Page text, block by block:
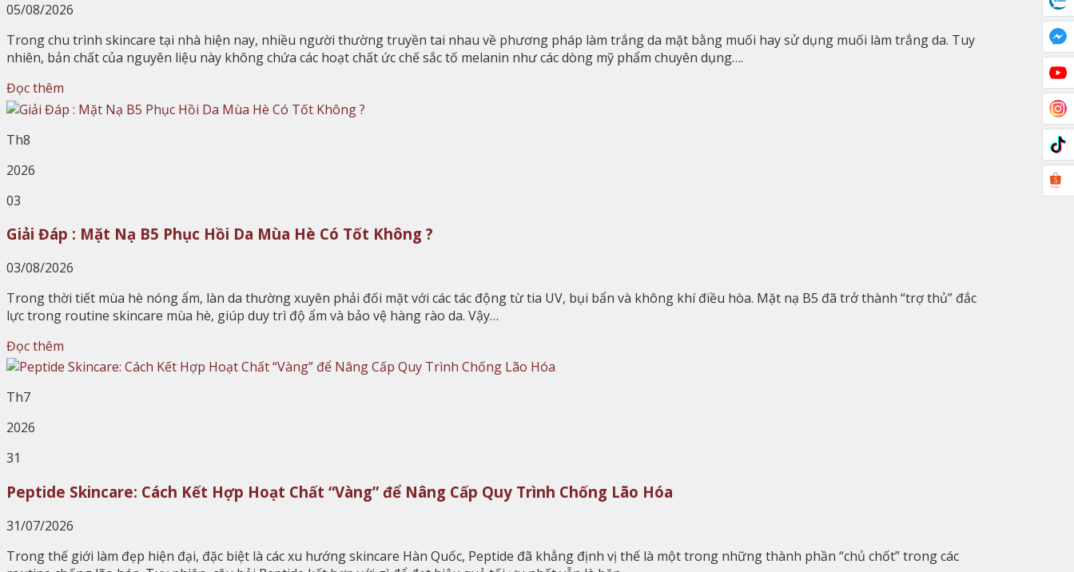
05/08/2026
Trong chu trình skincare tại nhà hiện nay, nhiều người thường truyền tai nhau về phương pháp làm trắng da mặt bằng muối hay sử dụng muối làm trắng da. Tuy
nhiên, bản chất của nguyên liệu này không chứa các hoạt chất ức chế sắc tố melanin như các dòng mỹ phẩm chuyên dụng….
Đọc thêm
Th8
2026
03
Giải Đáp : Mặt Nạ B5 Phục Hồi Da Mùa Hè Có Tốt Không ?
03/08/2026
Trong thời tiết mùa hè nóng ẩm, làn da thường xuyên phải đối mặt với các tác động từ tia UV, bụi bẩn và không khí điều hòa. Mặt nạ B5 đã trở thành “trợ thủ” đắc
lực trong routine skincare mùa hè, giúp duy trì độ ẩm và bảo vệ hàng rào da. Vậy…
Đọc thêm
Th7
2026
31
Peptide Skincare: Cách Kết Hợp Hoạt Chất “Vàng” để Nâng Cấp Quy Trình Chống Lão Hóa
31/07/2026
Trong thế giới làm đẹp hiện đại, đặc biệt là các xu hướng skincare Hàn Quốc, Peptide đã khẳng định vị thế là một trong những thành phần “chủ chốt” trong các